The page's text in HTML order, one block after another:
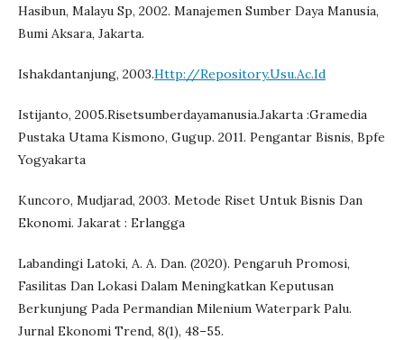
Hasibun, Malayu Sp, 2002. Manajemen Sumber Daya Manusia,
Bumi Aksara, Jakarta.
Ishakdantanjung, 2003.Http://Repository.Usu.Ac.Id
Istijanto, 2005.Risetsumberdayamanusia.Jakarta :Gramedia
Pustaka Utama Kismono, Gugup. 2011. Pengantar Bisnis, Bpfe
Yogyakarta
Kuncoro, Mudjarad, 2003. Metode Riset Untuk Bisnis Dan
Ekonomi. Jakarat : Erlangga
Labandingi Latoki, A. A. Dan. (2020). Pengaruh Promosi,
Fasilitas Dan Lokasi Dalam Meningkatkan Keputusan
Berkunjung Pada Permandian Milenium Waterpark Palu.
Jurnal Ekonomi Trend, 8(1), 48–55.